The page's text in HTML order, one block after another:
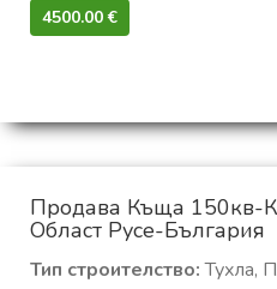
4500.00 €‎
Продава Къща 150кв-
Област Русе-България
Тип строителство:Тухла,